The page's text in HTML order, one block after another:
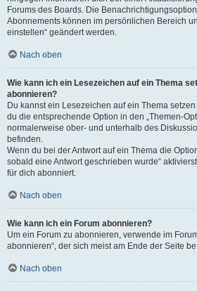
Forums des Boards. Die
Abonnements können im persönlichen Bereich
einstellen“ geändert werden.
Nach oben
Wie kann ich ein Lesezeichen auf ein Thema
abonnieren?
Du kannst ein Lesezeichen auf ein Thema
du die entsprechende Option in den „Themen-
normalerweise ober- und unterhalb des
befinden.
Wenn du bei der Antwort auf ein Thema die
sobald eine Antwort geschrieben wurde“
für dich abonniert.
Nach oben
Wie kann ich ein Forum abonnieren?
Um ein Forum zu abonnieren, verwende im
abonnieren“, der sich meist am Ende der Seite
Nach oben